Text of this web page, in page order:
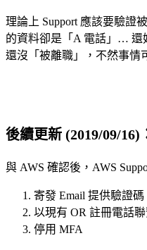
理論上 Support 應該要驗證
的資料卻是「A 電話」… 還
還沒「被離職」，不然事
後續更新 (2019/09/16)
與 AWS 確認後，AWS
寄發 Email 提供驗證碼
以現有 OR 註冊電話
停用 MFA